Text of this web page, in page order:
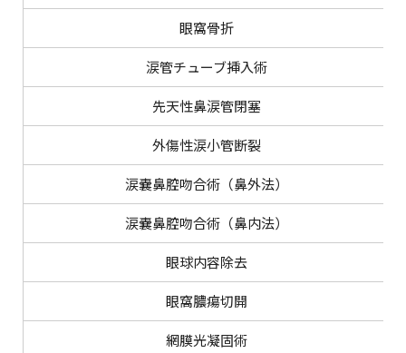
眼窩骨折
涙管チューブ挿入術
先天性鼻涙管閉塞
外傷性涙小管断裂
涙嚢鼻腔吻合術（鼻外法）
涙嚢鼻腔吻合術（鼻内法）
眼球内容除去
眼窩膿瘍切開
網膜光凝固術